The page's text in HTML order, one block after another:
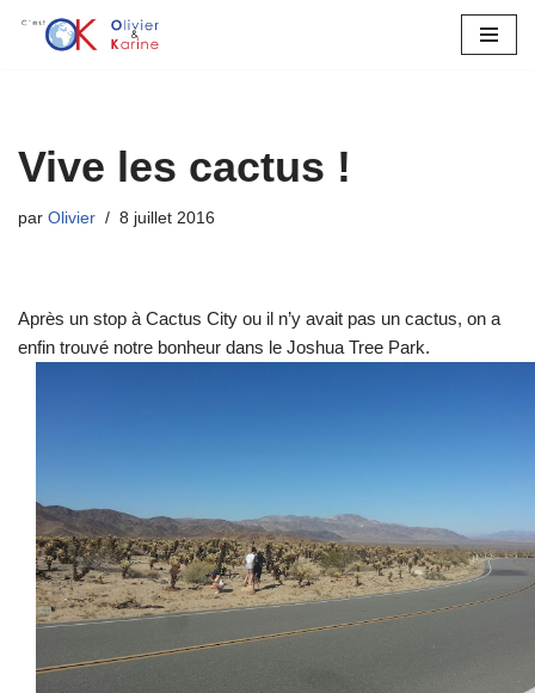
Vive les cactus !
par Olivier 8 juillet 2016
Après un stop à Cactus City ou il n’y avait pas un cactus, on a
enfin trouvé notre bonheur dans le Joshua Tree Park.